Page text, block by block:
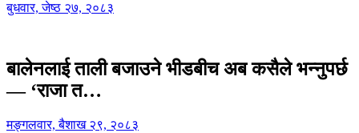
बुधवार, जेष्ठ २७, २०८३
बालेनलाई ताली बजाउने भीडबीच अब कसैले भन्नुपर्छ
— ‘राजा त…
मङ्गलवार, बैशाख २९, २०८३